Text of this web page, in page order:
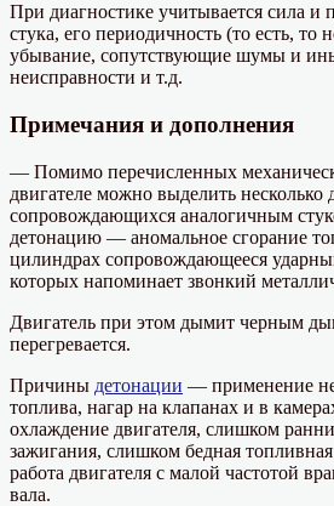
При диагностике учитывается сила и
стука, его периодичность (то есть, то
убывание, сопутствующие шумы и
неисправности и т.д.
Примечания и дополнения
— Помимо перечисленных
двигателе можно выделить несколько
сопровождающихся аналогичным
детонацию — аномальное сгорание
цилиндрах сопровождающееся
которых напоминает звонкий
Двигатель при этом дымит черным
перегревается.
Причины детонации — применение
топлива, нагар на клапанах и в
охлаждение двигателя, слишком
зажигания, слишком бедная
работа двигателя с малой частотой
вала.